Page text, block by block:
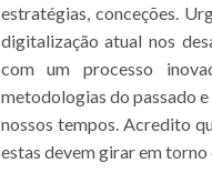
estratégias, conceções.
digitalização atual nos
com um processo
metodologias do passado
nossos tempos. Acredito
estas devem girar em